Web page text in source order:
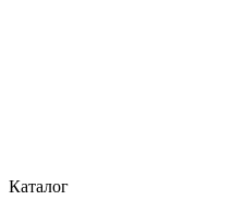
Каталог